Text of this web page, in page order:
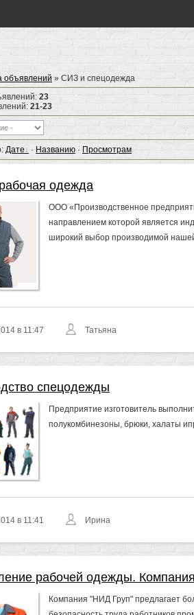
объявлений » СИЗ и спецодежда
: 23
: 21-23
: Дате · Названию · Просмотрам
одежда
ООО «Производственное
направлением которой является
широкий выбор производимой
в 11:47 Татьяна
спецодежды
Предприятие изготовитель
полукомбинезоны, брюки, халаты
в 11:41 Ирина
рабочей одежды.
Компания "НИД Груп" предлагает